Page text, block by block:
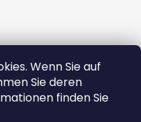
Wenn Sie auf
Sie deren
finden Sie
Großhandel Kontakt